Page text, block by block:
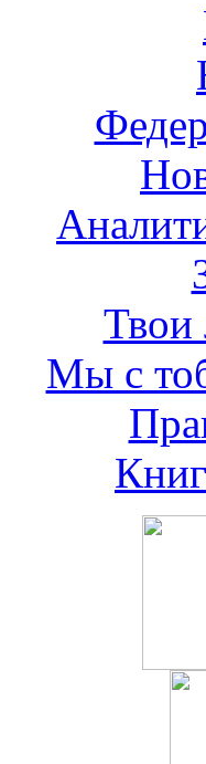
Твои
Мы с